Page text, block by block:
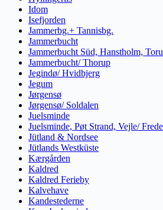
Idom
Isefjorden
Jammerbg.+ Tannisbg.
Jammerbucht
Jammerbucht Süd, Hanstholm,
Jammerbucht/ Thorup
Jegindø/ Hvidbjerg
Jegum
Jørgensø
Jørgensø/ Soldalen
Juelsminde
Juelsminde, Pøt Strand, Vejle/
Jütland & Nordsee
Jütlands Westküste
Kærgården
Kaldred
Kaldred Ferieby
Kalvehave
Kandestederne